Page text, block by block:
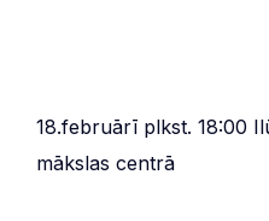
18.februārī plkst. 18:00
mākslas centrā